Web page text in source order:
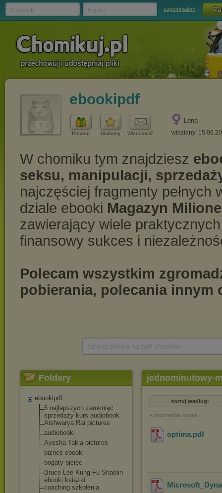
zapomniałem
ebookipdf
Prezent Ulubiony Wiadomość
Lena
widziany:
Foldery
ebookipdf
5 najlepszych zamknięć
sprzedaży kurs audiobook
Aishwarya Rai pictures
audiobooki
Ayesha Takia pictures
biznes-ebooki
bogaty-ojciec
Bruce Lee Kung-Fu Shaolin
ebooki książki
coaching szkolenia
jednominutowy-
sortuj według:
« poprzednia strona
optima.pdf